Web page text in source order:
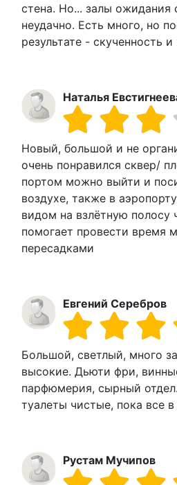
стена. Но... залы ожидания
неудачно. Есть много, но
результате - скученность и
Наталья
Новый, большой и не
очень понравился сквер/
портом можно выйти и
воздухе, также в
видом на взлётную полосу
помогает провести время
пересадками
Евгений Серебров
Большой, светлый, много
высокие. Дьюти фри,
парфюмерия, сырный
туалеты чистые, пока все в
Рустам Мучипов